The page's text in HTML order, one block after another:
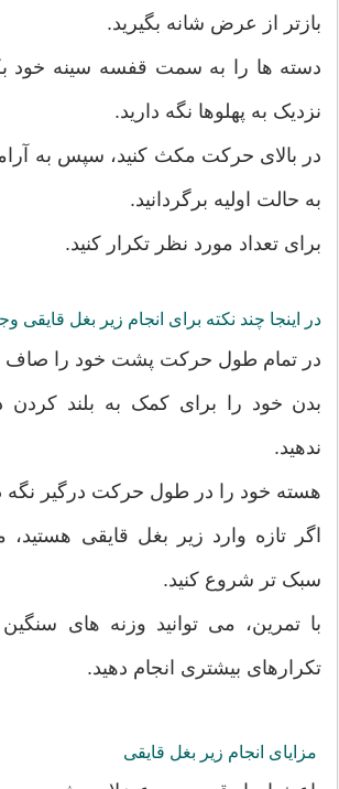
بازتر از عرض شانه بگیرید.
دسته ها را به سمت قفسه سینه خود
نزدیک به پهلوها نگه دارید.
در بالای حرکت مکث کنید، سپس به
به حالت اولیه برگردانید.
برای تعداد مورد نظر تکرار کنید.
در اینجا چند نکته برای انجام زیر بغل قایقی
در تمام طول حرکت پشت خود را صاف
بدن خود را برای کمک به بلند کردن
ندهید.
هسته خود را در طول حرکت درگیر نگه
اگر تازه وارد زیر بغل قایقی هستید،
سبک تر شروع کنید.
با تمرین، می توانید وزنه های
تکرارهای بیشتری انجام دهید.
مزایای انجام زیر بغل قایقی